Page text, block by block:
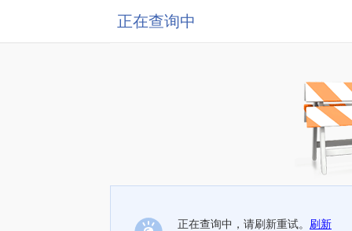
正在查询中
正在查询中，请刷新重试。 刷新